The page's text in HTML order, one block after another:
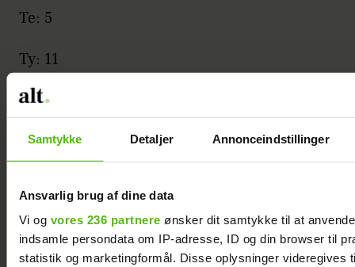
Samtykke Detaljer Annonceindstillinger
Ansvarlig brug af dine data
Vi og vores 236 partnere ønsker dit samtykke til at
indsamle persondata om IP-adresse, ID og din browser til
statistik og marketingformål. Disse oplysninger videregives
Te: 5
Ty: 11
Uk: 2 eller færre